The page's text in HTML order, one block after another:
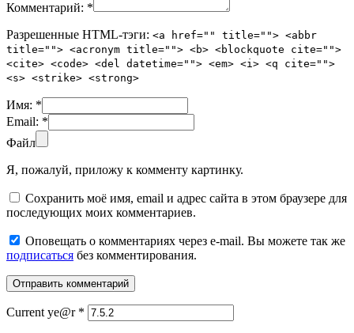
Комментарий: *
Разрешенные HTML-тэги: <a href="" title=""> <abbr
title=""> <acronym title=""> <b> <blockquote cite="">
<cite> <code> <del datetime=""> <em> <i> <q cite="">
<s> <strike> <strong>
Имя: *
Email: *
Файл
Я, пожалуй, приложу к комменту картинку.
Сохранить моё имя, email и адрес сайта в этом браузере для
последующих моих комментариев.
Оповещать о комментариях через e-mail. Вы можете так же
подписаться без комментирования.
Current ye@r *